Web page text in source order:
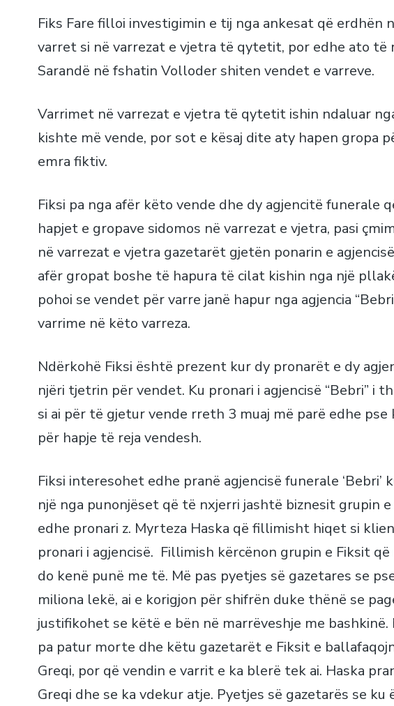
Fiks Fare filloi investigimin e tij nga ankesat që erdhën
varret si në varrezat e vjetra të qytetit, por edhe ato të
Sarandë në fshatin Volloder shiten vendet e varreve.
Varrimet në varrezat e vjetra të qytetit ishin ndaluar
kishte më vende, por sot e kësaj dite aty hapen gropa
emra fiktiv.
Fiksi pa nga afër këto vende dhe dy agjencitë funerale
hapjet e gropave sidomos në varrezat e vjetra, pasi
në varrezat e vjetra gazetarët gjetën ponarin e
afër gropat boshe të hapura të cilat kishin nga një
pohoi se vendet për varre janë hapur nga agjencia
varrime në këto varreza.
Ndërkohë Fiksi është prezent kur dy pronarët e dy
njëri tjetrin për vendet. Ku pronari i agjencisë “Bebri” i
si ai për të gjetur vende rreth 3 muaj më parë edhe pse
për hapje të reja vendesh.
Fiksi interesohet edhe pranë agjencisë funerale ‘Bebri’
një nga punonjëset që të nxjerri jashtë biznesit grupin
edhe pronari z. Myrteza Haska që fillimisht hiqet si
pronari i agjencisë. Fillimish kërcënon grupin e Fiksit
do kenë punë me të. Më pas pyetjes së gazetares se
miliona lekë, ai e korigjon për shifrën duke thënë se
justifikohet se këtë e bën në marrëveshje me bashkinë.
pa patur morte dhe këtu gazetarët e Fiksit e
Greqi, por që vendin e varrit e ka blerë tek ai. Haska
Greqi dhe se ka vdekur atje. Pyetjes së gazetarës se